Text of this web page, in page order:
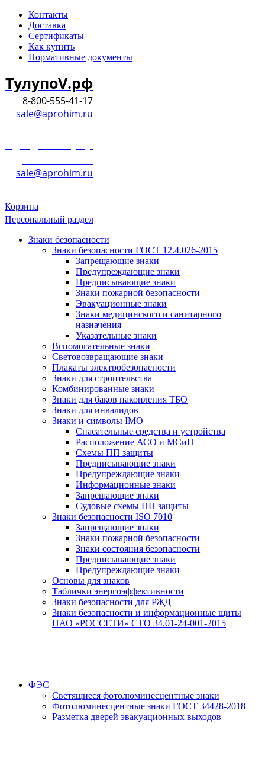
Контакты
Доставка
Сертификаты
Как купить
Нормативные документы
ТулупоV.рф
8-800-555-41-17
sale@aprohim.ru
sale@aprohim.ru
Корзина
Персональный раздел
Знаки безопасности
Знаки безопасности ГОСТ 12.4.026-2015
Запрещающие знаки
Предупреждающие знаки
Предписывающие знаки
Знаки пожарной безопасности
Эвакуационные знаки
Знаки медицинского и санитарного
назначения
Указательные знаки
Вспомогательные знаки
Световозвращающие знаки
Плакаты электробезопасности
Знаки для строительства
Комбинированные знаки
Знаки для баков накопления ТБО
Знаки для инвалидов
Знаки и символы IMO
Спасательные средства и устройства
Расположение АСО и МСиП
Схемы ПП защиты
Предписывающие знаки
Предупреждающие знаки
Информационные знаки
Запрещающие знаки
Судовые схемы ПП защиты
Знаки безопасности ISO 7010
Запрещающие знаки
Знаки пожарной безопасности
Знаки состояния безопасности
Предписывающие знаки
Предупреждающие знаки
Основы для знаков
Таблички энергоэффективности
Знаки безопасности для РЖД
Знаки безопасности и информационные щиты
ПАО «РОССЕТИ» СТО 34.01-24-001-2015
ФЭС
Светящиеся фотолюминесцентные знаки
Фотолюминесцентные знаки ГОСТ 34428-2018
Разметка дверей эвакуационных выходов